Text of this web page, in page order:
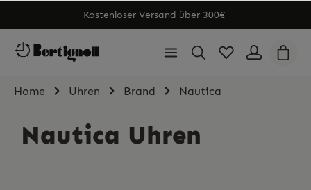
Kostenloser Versand über 300€
Home Uhren Brand Nautica
Nautica Uhren